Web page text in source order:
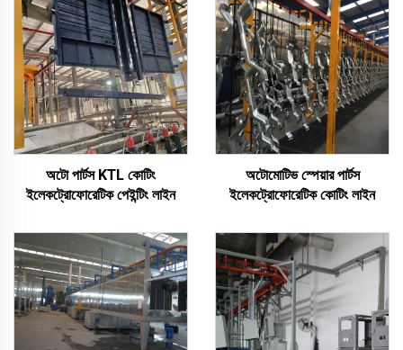
অটো পার্টস KTL কোটিং
ইলেকট্রোফোরেটিক পেইন্টিং লাইন
অটোমোটিভ স্পেয়ার পার্টস
ইলেকট্রোফোরেটিক কোটিং লাইন